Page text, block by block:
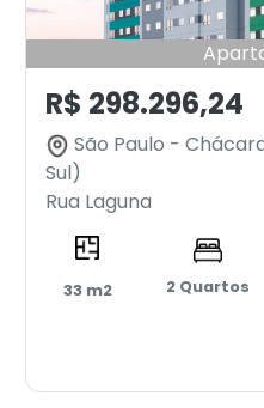
R$ 298.296,24
São Paulo -
Sul)
Rua Laguna
33 m2 2 Quartos